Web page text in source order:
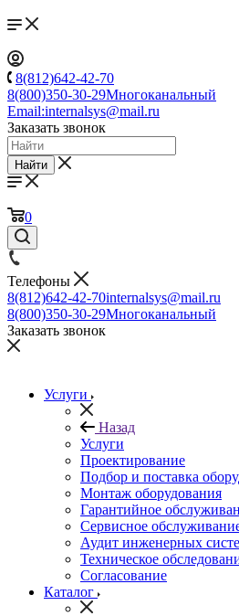
8(812)642-42-70
8(800)350-30-29Многоканальный
Email:internalsys@mail.ru
Заказать звонок
Найти
0
Телефоны
8(812)642-42-70internalsys@mail.ru
8(800)350-30-29Многоканальный
Заказать звонок
Услуги
Назад
Услуги
Проектирование
Подбор и поставка
Монтаж оборудования
Гарантийное
Сервисное
Аудит инженерных
Техническое
Согласование
Каталог